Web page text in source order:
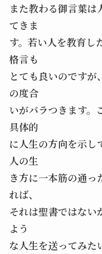
また教わる御言葉は
てきま
す。若い人を教育し
格言も
とても良いのです
の度合
いがバラつきます。
具体的
に人生の方向を示し
人の生
き方に一本筋の通
れば、
それは聖書ではない
よう
な人生を送ってみた